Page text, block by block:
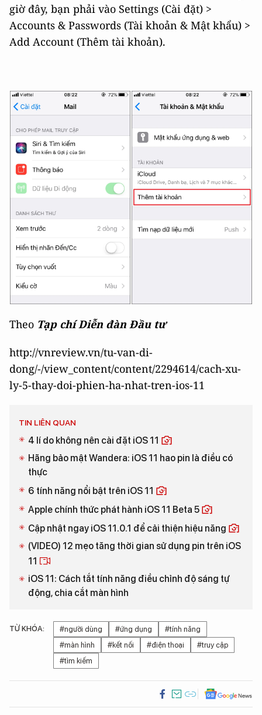
giờ đây, bạn phải vào Settings (Cài đặt) >
Accounts & Passwords (Tài khoản & Mật khẩu) >
Add Account (Thêm tài khoản).
Theo Tạp chí Diễn đàn Đầu tư
http://vnreview.vn/tu-van-di-
dong/-/view_content/content/2294614/cach-xu-
ly-5-thay-doi-phien-ha-nhat-tren-ios-11
TIN LIÊN QUAN
4 lí do không nên cài đặt iOS 11
Hãng bảo mật Wandera: iOS 11 hao pin là điều có
thực
6 tính năng nổi bật trên iOS 11
Apple chính thức phát hành iOS 11 Beta 5
Cập nhật ngay iOS 11.0.1 để cải thiện hiệu năng
(VIDEO) 12 mẹo tăng thời gian sử dụng pin trên iOS
11
iOS 11: Cách tắt tính năng điều chỉnh độ sáng tự
động, chia cắt màn hình
TỪ KHÓA: #người dùng #ứng dụng
#tính năng
#màn hình
#kết nối #điện thoại
#truy cập
#tìm kiếm